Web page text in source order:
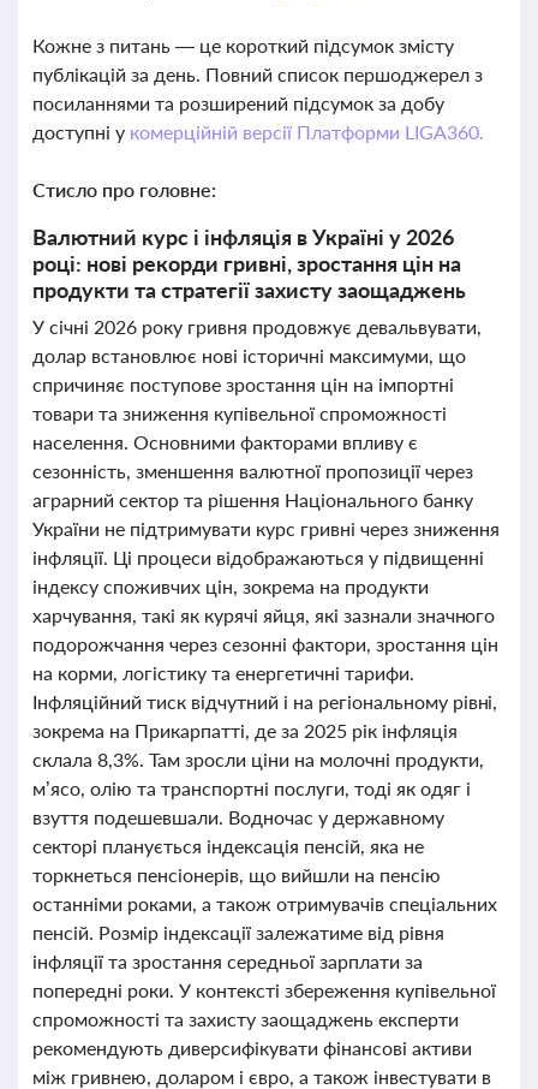
Кожне з питань — це короткий підсумок змісту
публікацій за день. Повний список першоджерел з
посиланнями та розширений підсумок за добу
доступні у комерційній версії Платформи LIGA360.
Стисло про головне:
Валютний курс і інфляція в Україні у 2026
році: нові рекорди гривні, зростання цін на
продукти та стратегії захисту заощаджень
У січні 2026 року гривня продовжує девальвувати,
долар встановлює нові історичні максимуми, що
спричиняє поступове зростання цін на імпортні
товари та зниження купівельної спроможності
населення. Основними факторами впливу є
сезонність, зменшення валютної пропозиції через
аграрний сектор та рішення Національного банку
України не підтримувати курс гривні через зниження
інфляції. Ці процеси відображаються у підвищенні
індексу споживчих цін, зокрема на продукти
харчування, такі як курячі яйця, які зазнали значного
подорожчання через сезонні фактори, зростання цін
на корми, логістику та енергетичні тарифи.
Інфляційний тиск відчутний і на регіональному рівні,
зокрема на Прикарпатті, де за 2025 рік інфляція
склала 8,3%. Там зросли ціни на молочні продукти,
м’ясо, олію та транспортні послуги, тоді як одяг і
взуття подешевшали. Водночас у державному
секторі планується індексація пенсій, яка не
торкнеться пенсіонерів, що вийшли на пенсію
останніми роками, а також отримувачів спеціальних
пенсій. Розмір індексації залежатиме від рівня
інфляції та зростання середньої зарплати за
попередні роки. У контексті збереження купівельної
спроможності та захисту заощаджень експерти
рекомендують диверсифікувати фінансові активи
між гривнею, доларом і євро, а також інвестувати в